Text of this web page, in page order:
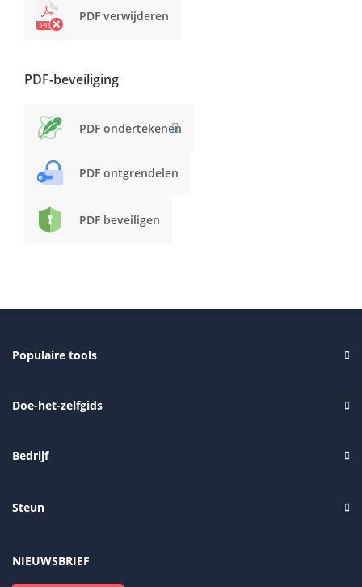
PDF verwijderen
PDF-beveiliging
PDF ondertekenen
PDF ontgrendelen
PDF beveiligen
Populaire tools
Doe-het-zelfgids
Bedrijf
Steun
NIEUWSBRIEF